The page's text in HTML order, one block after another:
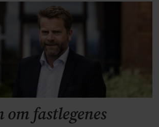
fastlegenes